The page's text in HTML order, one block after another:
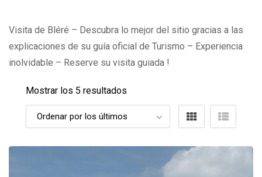
Visita de Bléré – Descubra lo mejor del sitio gracias a las
explicaciones de su guía oficial de Turismo – Experiencia
inolvidable – Reserve su visita guiada !
Mostrar los 5 resultados